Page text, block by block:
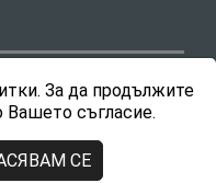
За да продължите
Вашето съгласие.
СЕ
42